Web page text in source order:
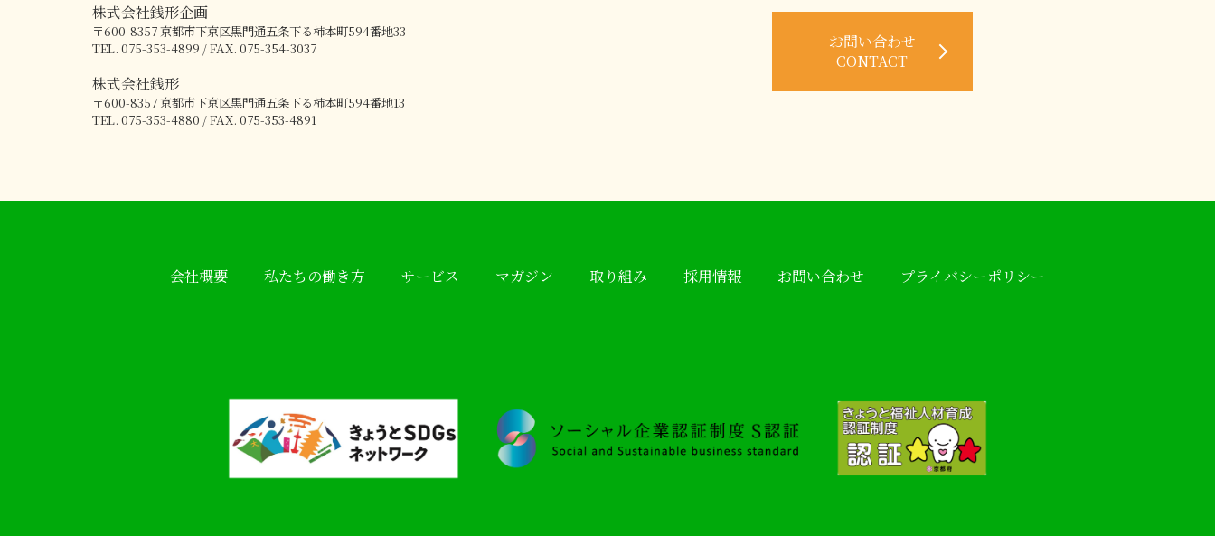
株式会社銭形企画
〒600-8357京都市下京区黒門通五条下る柿本町594番地33
TEL. 075-353-4899 / FAX. 075-354-3037
株式会社銭形
〒600-8357京都市下京区黒門通五条下る柿本町594番地13
TEL. 075-353-4880 / FAX. 075-353-4891
お問い合わせ
CONTACT
会社概要 私たちの働き方 サービス マガジン 取り組み 採用情報 お問い合わせ プライバシーポリシー